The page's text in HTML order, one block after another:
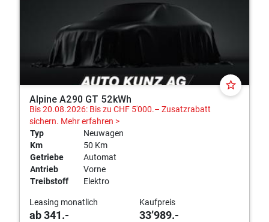
star_border
Alpine A290 GT 52kWh
Bis 20.08.2026: Bis zu CHF 5'000.– Zusatzrabatt
sichern. Mehr erfahren >
Typ
Neuwagen
Km
50 Km
Getriebe
Automat
Antrieb
Vorne
Treibstoff
Elektro
Leasing monatlich
ab 341.-
Kaufpreis
33’989.-